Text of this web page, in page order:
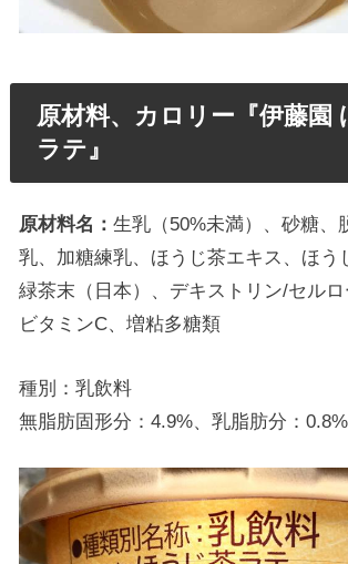
原材料、カロリー『伊藤園
ラテ』
原材料名：生乳（50%未満）、砂糖、
乳、加糖練乳、ほうじ茶エキス、ほう
緑茶末（日本）、デキストリン/セルロ
ビタミンC、増粘多糖類
種別：乳飲料
無脂肪固形分：4.9%、乳脂肪分：0.8%